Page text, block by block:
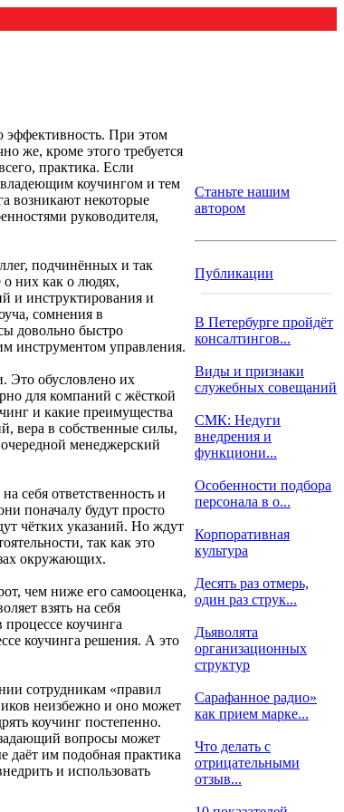
эффективность. При этом
же, кроме этого требуется
практика. Если
владеющим коучингом и тем
возникают некоторые
руководителя,
подчинённых и так
о них как о людях,
и инструктирования и
сомнения в
довольно быстро
инструментом управления.
Это обусловлено их
для компаний с жёсткой
и какие преимущества
вера в собственные силы,
менеджерский
себя ответственность и
поначалу будут просто
чётких указаний. Но ждут
так как это
окружающих.
чем ниже его самооценка,
взять на себя
коучинга
коучинга решения. А это
сотрудникам «правил
неизбежно и оно может
коучинг постепенно.
вопросы может
даёт им подобная практика
и использовать
Станьте нашим
автором
Публикации
В Петербурге пройдёт
консалтингов...
Виды и признаки
служебных совещаний
СМК: Недуги
внедрения и
функциони...
Особенности подбора
персонала в о...
Корпоративная
культура
Десять раз отмерь,
один раз струк...
Дьяволята
организационных
структур
Сарафанное радио»
как прием марке...
Что делать с
отрицательными
отзыв...